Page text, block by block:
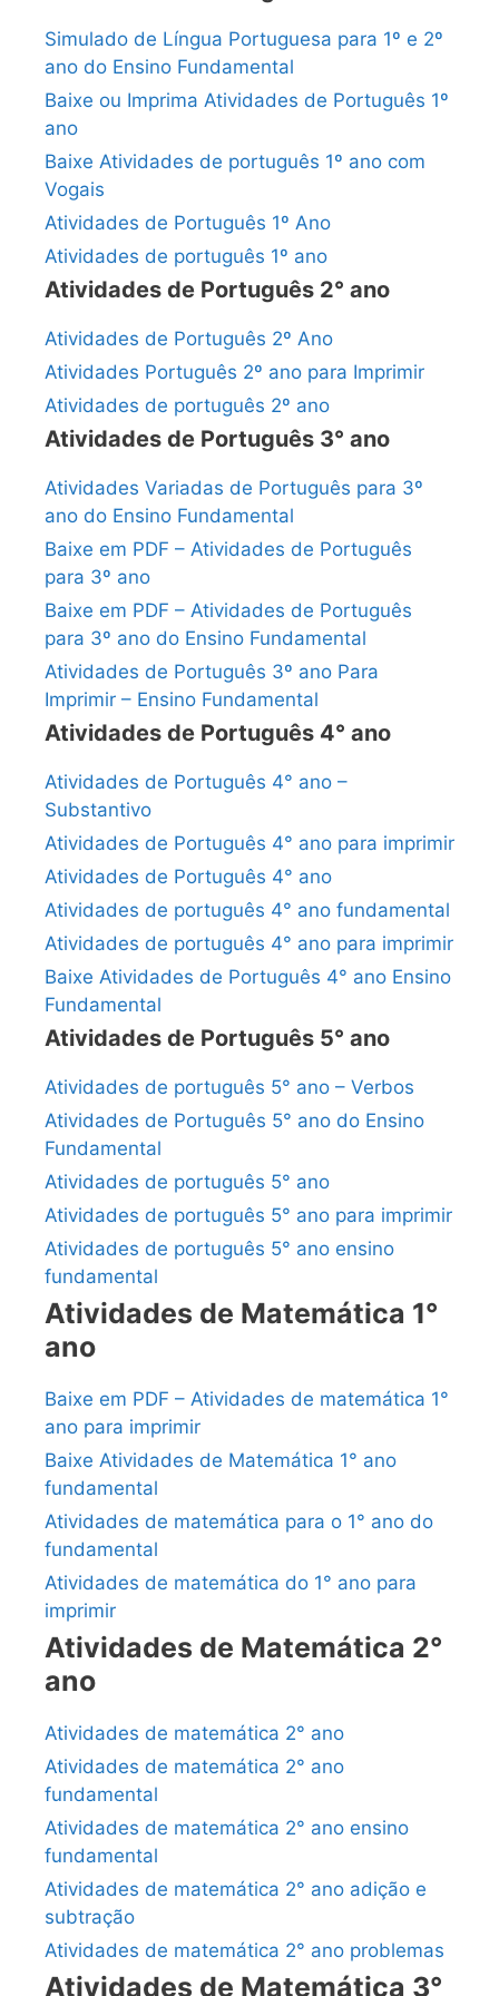
Simulado de Língua Portuguesa para 1º e 2º
ano do Ensino Fundamental
Baixe ou Imprima Atividades de Português 1º
ano
Baixe Atividades de português 1º ano com
Vogais
Atividades de Português 1º Ano
Atividades de português 1º ano
Atividades de Português 2° ano
Atividades de Português 2º Ano
Atividades Português 2º ano para Imprimir
Atividades de português 2º ano
Atividades de Português 3° ano
Atividades Variadas de Português para 3º
ano do Ensino Fundamental
Baixe em PDF – Atividades de Português
para 3º ano
Baixe em PDF – Atividades de Português
para 3º ano do Ensino Fundamental
Atividades de Português 3º ano Para
Imprimir – Ensino Fundamental
Atividades de Português 4° ano
Atividades de Português 4° ano –
Substantivo
Atividades de Português 4° ano para imprimir
Atividades de Português 4° ano
Atividades de português 4° ano fundamental
Atividades de português 4° ano para imprimir
Baixe Atividades de Português 4° ano Ensino
Fundamental
Atividades de Português 5° ano
Atividades de português 5° ano – Verbos
Atividades de Português 5° ano do Ensino
Fundamental
Atividades de português 5° ano
Atividades de português 5° ano para imprimir
Atividades de português 5° ano ensino
fundamental
Atividades de Matemática 1°
ano
Baixe em PDF – Atividades de matemática 1°
ano para imprimir
Baixe Atividades de Matemática 1° ano
fundamental
Atividades de matemática para o 1° ano do
fundamental
Atividades de matemática do 1° ano para
imprimir
Atividades de Matemática 2°
ano
Atividades de matemática 2° ano
Atividades de matemática 2° ano
fundamental
Atividades de matemática 2° ano ensino
fundamental
Atividades de matemática 2° ano adição e
subtração
Atividades de matemática 2° ano problemas
Atividades de Matemática 3°